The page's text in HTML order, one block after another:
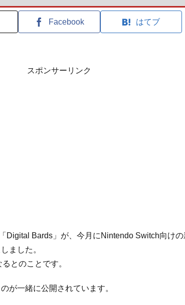
Facebook はてブ
スポンサーリンク
Digital Bards」が、今月にNintendo Switch向けの
ました。
とのことです。
が一緒に公開されています。